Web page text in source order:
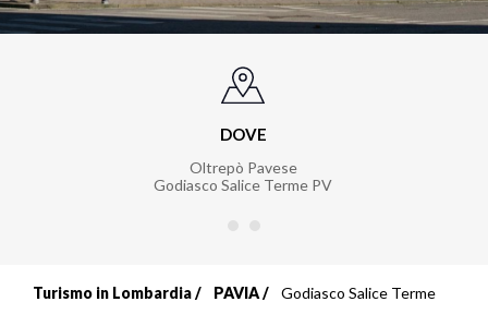
DOVE
Oltrepò Pavese
Godiasco Salice Terme PV
Turismo in Lombardia PAVIA Godiasco Salice Terme